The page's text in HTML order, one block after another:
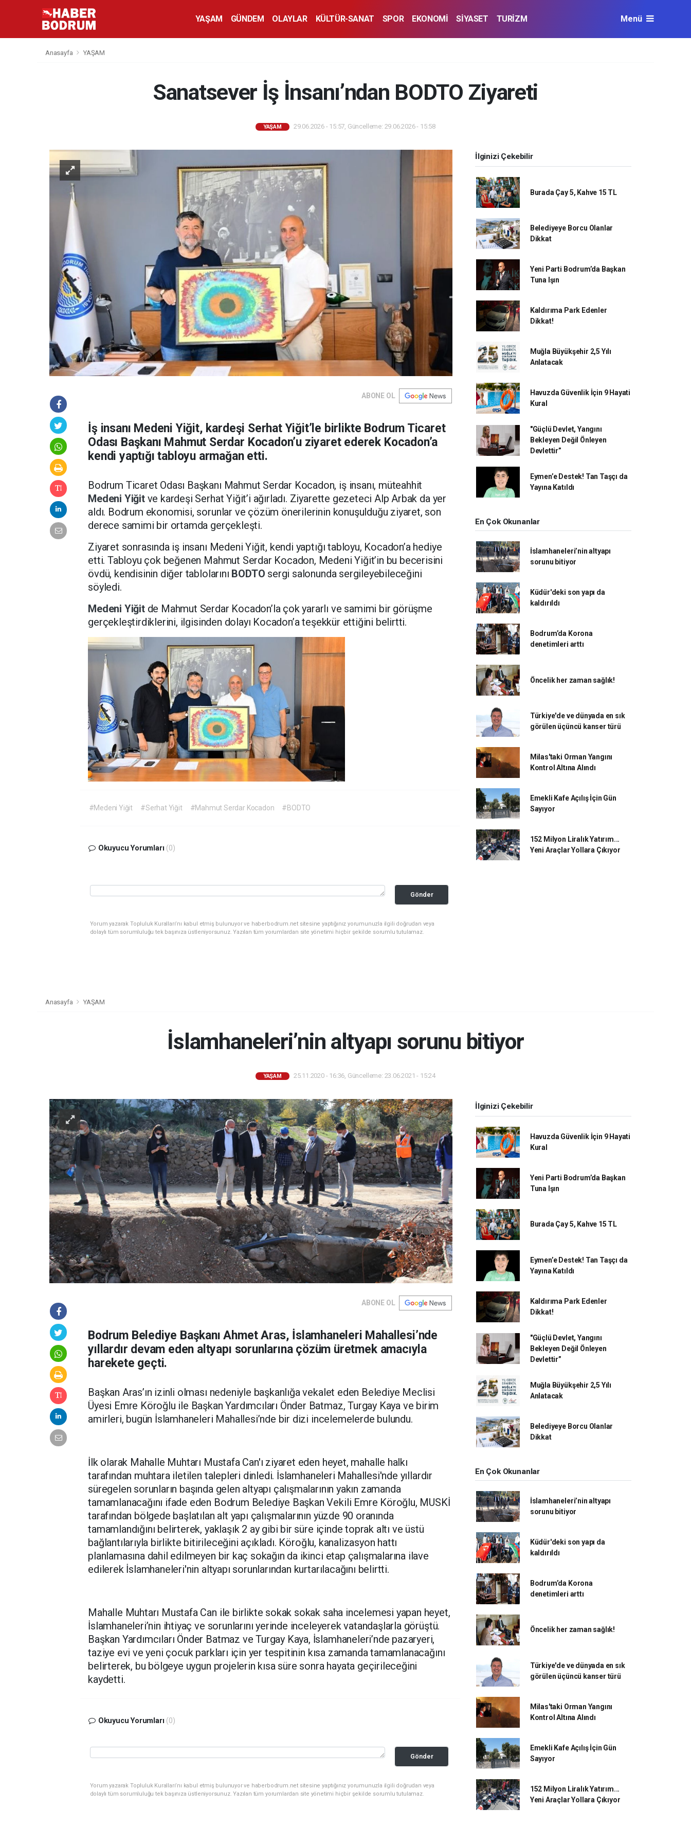
YAŞAM GÜNDEM OLAYLAR KÜLTÜR-SANAT SPOR EKONOMİ SİYASET TURİZM Menü
Anasayfa YAŞAM
Sanatsever İş İnsanı’ndan BODTO Ziyareti
YAŞAM 29.06.2026 - 15:57, Güncelleme: 29.06.2026 - 15:58
ABONE OL
İş insanı Medeni Yiğit, kardeşi Serhat Yiğit’le birlikte Bodrum Ticaret
Odası Başkanı Mahmut Serdar Kocadon’u ziyaret ederek Kocadon’a
kendi yaptığı tabloyu armağan etti.
Bodrum Ticaret Odası Başkanı Mahmut Serdar Kocadon, iş insanı, müteahhit
Medeni Yiğit ve kardeşi Serhat Yiğit’i ağırladı. Ziyarette gezeteci Alp Arbak da yer
aldı. Bodrum ekonomisi, sorunlar ve çözüm önerilerinin konuşulduğu ziyaret, son
derece samimi bir ortamda gerçekleşti.
Ziyaret sonrasında iş insanı Medeni Yiğit, kendi yaptığı tabloyu, Kocadon’a hediye
etti. Tabloyu çok beğenen Mahmut Serdar Kocadon, Medeni Yiğit’in bu becerisini
övdü, kendisinin diğer tablolarını BODTO sergi salonunda sergileyebileceğini
söyledi.
Medeni Yiğit de Mahmut Serdar Kocadon’la çok yararlı ve samimi bir görüşme
gerçekleştirdiklerini, ilgisinden dolayı Kocadon’a teşekkür ettiğini belirtti.
#Medeni Yiğit #Serhat Yiğit #Mahmut Serdar Kocadon #BODTO
Okuyucu Yorumları (0)
Gönder
Yorum yazarak Topluluk Kuralları’nı kabul etmiş bulunuyor ve haberbodrum.net sitesine yaptığınız yorumunuzla ilgili doğrudan veya
dolaylı tüm sorumluluğu tek başınıza üstleniyorsunuz. Yazılan tüm yorumlardan site yönetimi hiçbir şekilde sorumlu tutulamaz.
İlginizi Çekebilir
Burada Çay 5, Kahve 15 TL
Belediyeye Borcu Olanlar
Dikkat
Yeni Parti Bodrum’da Başkan
Tuna Işın
Kaldırıma Park Edenler
Dikkat!
Muğla Büyükşehir 2,5 Yılı
Anlatacak
Havuzda Güvenlik İçin 9 Hayati
Kural
"Güçlü Devlet, Yangını
Bekleyen Değil Önleyen
Devlettir”
Eymen’e Destek! Tan Taşçı da
Yayına Katıldı
En Çok Okunanlar
İslamhaneleri’nin altyapı
sorunu bitiyor
Küdür'deki son yapı da
kaldırıldı
Bodrum’da Korona
denetimleri arttı
Öncelik her zaman sağlık!
Türkiye'de ve dünyada en sık
görülen üçüncü kanser türü
Milas'taki Orman Yangını
Kontrol Altına Alındı
Emekli Kafe Açılış İçin Gün
Sayıyor
152 Milyon Liralık Yatırım...
Yeni Araçlar Yollara Çıkıyor
Anasayfa YAŞAM
İslamhaneleri’nin altyapı sorunu bitiyor
YAŞAM 25.11.2020 - 16:36, Güncelleme: 23.06.2021 - 15:24
ABONE OL
Bodrum Belediye Başkanı Ahmet Aras, İslamhaneleri Mahallesi’nde
yıllardır devam eden altyapı sorunlarına çözüm üretmek amacıyla
harekete geçti.
Başkan Aras’ın izinli olması nedeniyle başkanlığa vekalet eden Belediye Meclisi
Üyesi Emre Köroğlu ile Başkan Yardımcıları Önder Batmaz, Turgay Kaya ve birim
amirleri, bugün İslamhaneleri Mahallesi’nde bir dizi incelemelerde bulundu.
İlk olarak Mahalle Muhtarı Mustafa Can'ı ziyaret eden heyet, mahalle halkı
tarafından muhtara iletilen talepleri dinledi. İslamhaneleri Mahallesi'nde yıllardır
süregelen sorunların başında gelen altyapı çalışmalarının yakın zamanda
tamamlanacağını ifade eden Bodrum Belediye Başkan Vekili Emre Köroğlu, MUSKİ
tarafından bölgede başlatılan alt yapı çalışmalarının yüzde 90 oranında
tamamlandığını belirterek, yaklaşık 2 ay gibi bir süre içinde toprak altı ve üstü
bağlantılarıyla birlikte bitirileceğini açıkladı. Köroğlu, kanalizasyon hattı
planlamasına dahil edilmeyen bir kaç sokağın da ikinci etap çalışmalarına ilave
edilerek İslamhaneleri'nin altyapı sorunlarından kurtarılacağını belirtti.
Mahalle Muhtarı Mustafa Can ile birlikte sokak sokak saha incelemesi yapan heyet,
İslamhaneleri’nin ihtiyaç ve sorunlarını yerinde inceleyerek vatandaşlarla görüştü.
Başkan Yardımcıları Önder Batmaz ve Turgay Kaya, İslamhaneleri’nde pazaryeri,
taziye evi ve yeni çocuk parkları için yer tespitinin kısa zamanda tamamlanacağını
belirterek, bu bölgeye uygun projelerin kısa süre sonra hayata geçirileceğini
kaydetti.
Okuyucu Yorumları (0)
Gönder
Yorum yazarak Topluluk Kuralları’nı kabul etmiş bulunuyor ve haberbodrum.net sitesine yaptığınız yorumunuzla ilgili doğrudan veya
dolaylı tüm sorumluluğu tek başınıza üstleniyorsunuz. Yazılan tüm yorumlardan site yönetimi hiçbir şekilde sorumlu tutulamaz.
İlginizi Çekebilir
Havuzda Güvenlik İçin 9 Hayati
Kural
Yeni Parti Bodrum’da Başkan
Tuna Işın
Burada Çay 5, Kahve 15 TL
Eymen’e Destek! Tan Taşçı da
Yayına Katıldı
Kaldırıma Park Edenler
Dikkat!
"Güçlü Devlet, Yangını
Bekleyen Değil Önleyen
Devlettir”
Muğla Büyükşehir 2,5 Yılı
Anlatacak
Belediyeye Borcu Olanlar
Dikkat
En Çok Okunanlar
İslamhaneleri’nin altyapı
sorunu bitiyor
Küdür'deki son yapı da
kaldırıldı
Bodrum’da Korona
denetimleri arttı
Öncelik her zaman sağlık!
Türkiye'de ve dünyada en sık
görülen üçüncü kanser türü
Milas'taki Orman Yangını
Kontrol Altına Alındı
Emekli Kafe Açılış İçin Gün
Sayıyor
152 Milyon Liralık Yatırım...
Yeni Araçlar Yollara Çıkıyor